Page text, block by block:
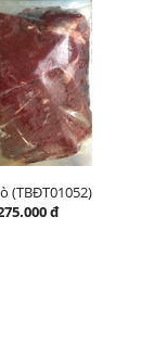
(TBĐT01052)
đ